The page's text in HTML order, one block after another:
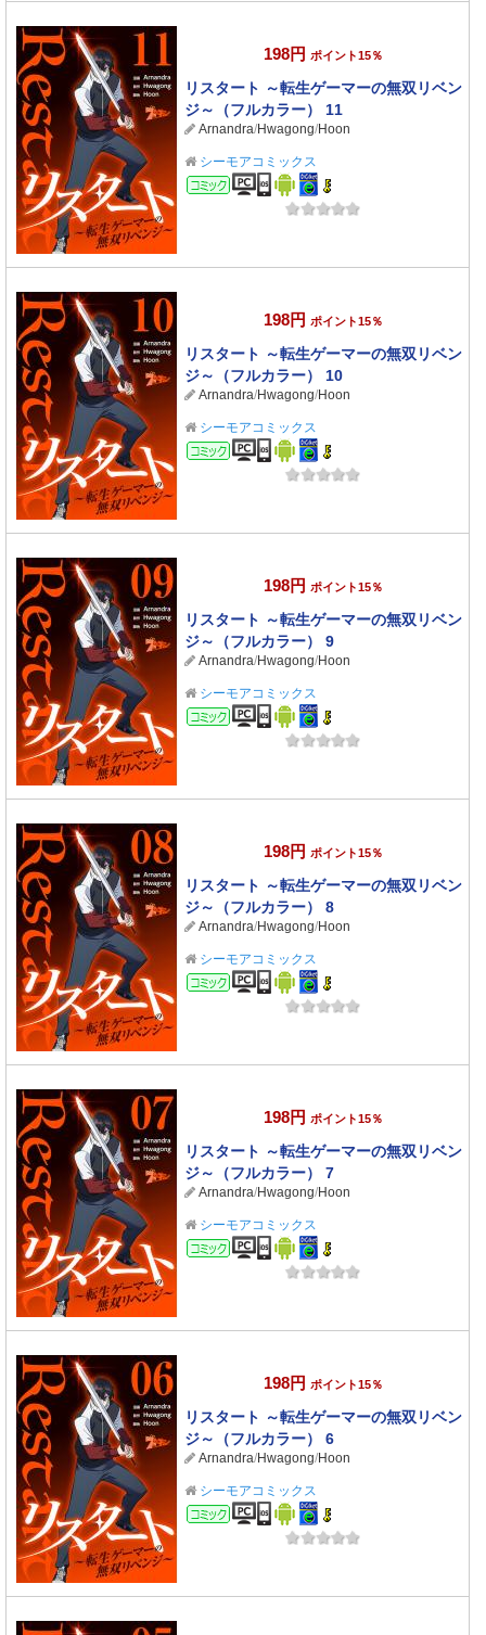
198円 ポイント15％
リスタート ～転生ゲーマーの無双リベン
ジ～（フルカラー） 11
Arnandra/Hwagong/Hoon
シーモアコミックス
コミック
198円 ポイント15％
リスタート ～転生ゲーマーの無双リベン
ジ～（フルカラー） 10
Arnandra/Hwagong/Hoon
シーモアコミックス
コミック
198円 ポイント15％
リスタート ～転生ゲーマーの無双リベン
ジ～（フルカラー） 9
Arnandra/Hwagong/Hoon
シーモアコミックス
コミック
198円 ポイント15％
リスタート ～転生ゲーマーの無双リベン
ジ～（フルカラー） 8
Arnandra/Hwagong/Hoon
シーモアコミックス
コミック
198円 ポイント15％
リスタート ～転生ゲーマーの無双リベン
ジ～（フルカラー） 7
Arnandra/Hwagong/Hoon
シーモアコミックス
コミック
198円 ポイント15％
リスタート ～転生ゲーマーの無双リベン
ジ～（フルカラー） 6
Arnandra/Hwagong/Hoon
シーモアコミックス
コミック